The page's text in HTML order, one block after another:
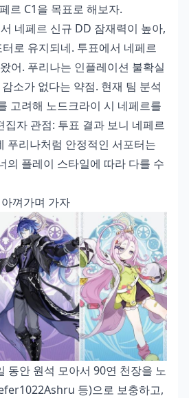
르 C1을 목표로 해보자.
네페르 신규 DD 잠재력이 높아,
로 유지되네. 투표에서 네페르
어. 푸리나는 인플레이션 불확실
소가 없다는 약점. 현재 팀 분석
고려해 노드크라이 시 네페르를
집자 관점: 투표 결과 보니 네페르
푸리나처럼 안정적인 서포터는
의 플레이 스타일에 따라 다를 수
껴가며 가자
동안 원석 모아서 90연 천장을 노
등)으로 보충하고,